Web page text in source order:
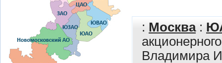
: Москва:
Владимира